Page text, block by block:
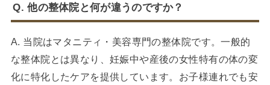
Q. 他の整体院と何が違うのですか？
A. 当院はマタニティ・美容専門の整体院です。一般的
な整体院とは異なり、妊娠中や産後の女性特有の体の変
化に特化したケアを提供しています。お子様連れでも安